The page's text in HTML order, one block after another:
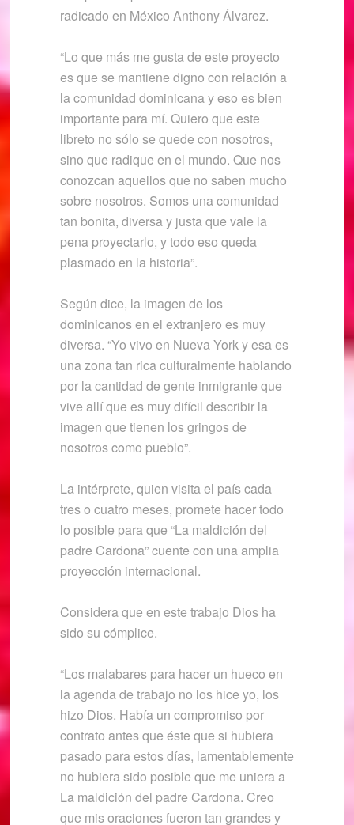
radicado en México Anthony Álvarez.
“Lo que más me gusta de este proyecto
es que se mantiene digno con relación a
la comunidad dominicana y eso es bien
importante para mí. Quiero que este
libreto no sólo se quede con nosotros,
sino que radique en el mundo. Que nos
conozcan aquellos que no saben mucho
sobre nosotros. Somos una comunidad
tan bonita, diversa y justa que vale la
pena proyectarlo, y todo eso queda
plasmado en la historia”.
Según dice, la imagen de los
dominicanos en el extranjero es muy
diversa. “Yo vivo en Nueva York y esa es
una zona tan rica culturalmente hablando
por la cantidad de gente inmigrante que
vive allí que es muy difícil describir la
imagen que tienen los gringos de
nosotros como pueblo”.
La intérprete, quien visita el país cada
tres o cuatro meses, promete hacer todo
lo posible para que “La maldición del
padre Cardona” cuente con una amplia
proyección internacional.
Considera que en este trabajo Dios ha
sido su cómplice.
“Los malabares para hacer un hueco en
la agenda de trabajo no los hice yo, los
hizo Dios. Había un compromiso por
contrato antes que éste que si hubiera
pasado para estos días, lamentablemente
no hubiera sido posible que me uniera a
La maldición del padre Cardona. Creo
que mis oraciones fueron tan grandes y